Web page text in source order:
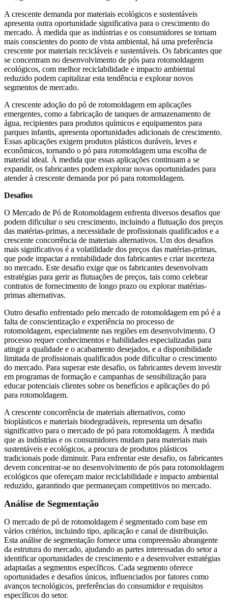
A crescente demanda por materiais ecológicos e sustentáveis ​​
apresenta outra oportunidade significativa para o crescimento do
mercado. À medida que as indústrias e os consumidores se tornam
mais conscientes do ponto de vista ambiental, há uma preferência
crescente por materiais recicláveis ​​e sustentáveis. Os fabricantes que
se concentram no desenvolvimento de pós para rotomoldagem
ecológicos, com melhor reciclabilidade e impacto ambiental
reduzido podem capitalizar esta tendência e explorar novos
segmentos de mercado.
A crescente adoção do pó de rotomoldagem em aplicações
emergentes, como a fabricação de tanques de armazenamento de
água, recipientes para produtos químicos e equipamentos para
parques infantis, apresenta oportunidades adicionais de crescimento.
Essas aplicações exigem produtos plásticos duráveis, leves e
econômicos, tornando o pó para rotomoldagem uma escolha de
material ideal. À medida que essas aplicações continuam a se
expandir, os fabricantes podem explorar novas oportunidades para
atender à crescente demanda por pó para rotomoldagem.
Desafios
O Mercado de Pó de Rotomoldagem enfrenta diversos desafios que
podem dificultar o seu crescimento, incluindo a flutuação dos preços
das matérias-primas, a necessidade de profissionais qualificados e a
crescente concorrência de materiais alternativos. Um dos desafios
mais significativos é a volatilidade dos preços das matérias-primas,
que pode impactar a rentabilidade dos fabricantes e criar incerteza
no mercado. Este desafio exige que os fabricantes desenvolvam
estratégias para gerir as flutuações de preços, tais como celebrar
contratos de fornecimento de longo prazo ou explorar matérias-
primas alternativas.
Outro desafio enfrentado pelo mercado de rotomoldagem em pó é a
falta de conscientização e experiência no processo de
rotomoldagem, especialmente nas regiões em desenvolvimento. O
processo requer conhecimentos e habilidades especializadas para
atingir a qualidade e o acabamento desejados, e a disponibilidade
limitada de profissionais qualificados pode dificultar o crescimento
do mercado. Para superar este desafio, os fabricantes devem investir
em programas de formação e campanhas de sensibilização para
educar potenciais clientes sobre os benefícios e aplicações do pó
para rotomoldagem.
A crescente concorrência de materiais alternativos, como
bioplásticos e materiais biodegradáveis, representa um desafio
significativo para o mercado de pó para rotomoldagem. À medida
que as indústrias e os consumidores mudam para materiais mais
sustentáveis ​​e ecológicos, a procura de produtos plásticos
tradicionais pode diminuir. Para enfrentar este desafio, os fabricantes
devem concentrar-se no desenvolvimento de pós para rotomoldagem
ecológicos que ofereçam maior reciclabilidade e impacto ambiental
reduzido, garantindo que permaneçam competitivos no mercado.
Análise de Segmentação
O mercado de pó de rotomoldagem é segmentado com base em
vários critérios, incluindo tipo, aplicação e canal de distribuição.
Esta análise de segmentação fornece uma compreensão abrangente
da estrutura do mercado, ajudando as partes interessadas do setor a
identificar oportunidades de crescimento e a desenvolver estratégias
adaptadas a segmentos específicos. Cada segmento oferece
oportunidades e desafios únicos, influenciados por fatores como
avanços tecnológicos, preferências do consumidor e requisitos
específicos do setor.